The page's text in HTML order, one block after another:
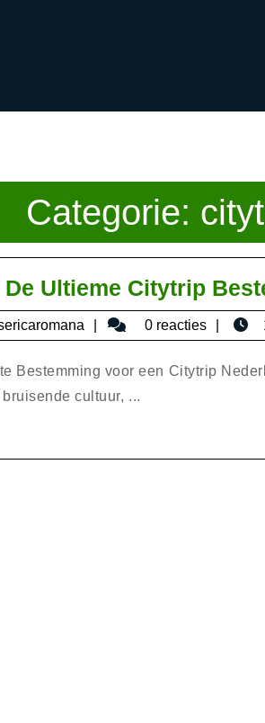
Categorie:
Ultieme Citytrip
bisericaromana
0 reacties
Bestemming voor een Citytrip
cultuur, ...